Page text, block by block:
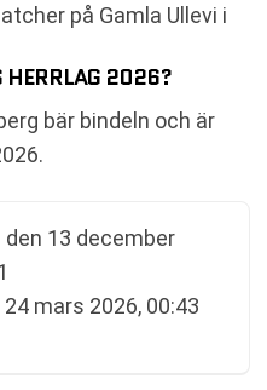
på Gamla Ullevi i
HERRLAG 2026?
bär bindeln och är
den 13 december
24 mars 2026, 00:43